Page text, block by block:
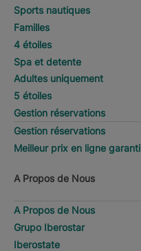
Sports nautiques
Familles
4 étoiles
Spa et detente
Adultes uniquement
5 étoiles
Gestion réservations
Gestion réservations
Meilleur prix en ligne garanti
A Propos de Nous
A Propos de Nous
Grupo Iberostar
Iberostate